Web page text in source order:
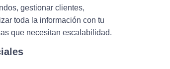
gestionar clientes,
toda la información con tu
que necesitan escalabilidad.